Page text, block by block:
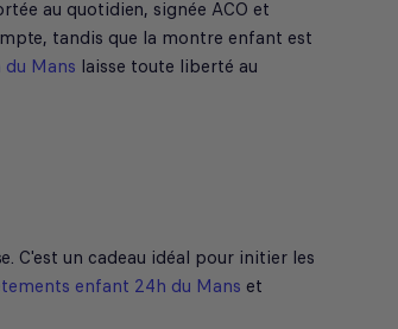
au quotidien, signée ACO et
tandis que la montre enfant est
Mans laisse toute liberté au
C'est un cadeau idéal pour initier les
enfant 24h du Mans et